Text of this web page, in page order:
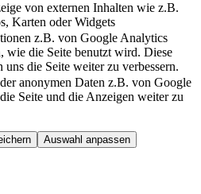
von externen Inhalten wie z.B.
Karten oder Widgets
z.B. von Google Analytics
wie die Seite benutzt wird. Diese
die Seite weiter zu verbessern.
anonymen Daten z.B. von Google
Seite und die Anzeigen weiter zu
Auswahl anpassen